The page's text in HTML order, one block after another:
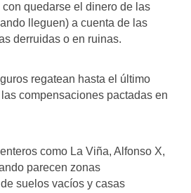
quedarse el dinero de las
lleguen) a cuenta de las
derruidas o en ruinas.
regatean hasta el último
compensaciones pactadas en
como La Viña, Alfonso X,
parecen zonas
suelos vacíos y casas